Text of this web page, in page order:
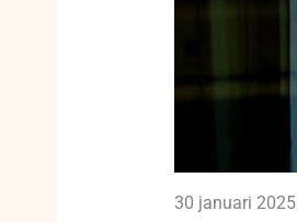
30 januari 2025